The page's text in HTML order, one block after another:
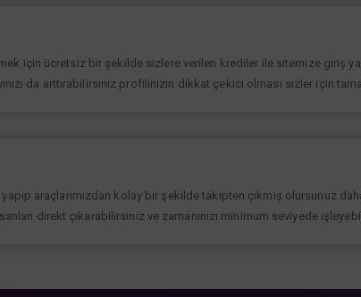
için ücretsiz bir şekilde sizlere verilen krediler ile sitemize giriş
da arttırabilirsiniz profilinizin dikkat çekici olması sizler için
araçlarımızdan kolay bir şekilde takipten çıkmış olursunuz
direkt çıkarabilirsiniz ve zamanınızı minimum seviyede